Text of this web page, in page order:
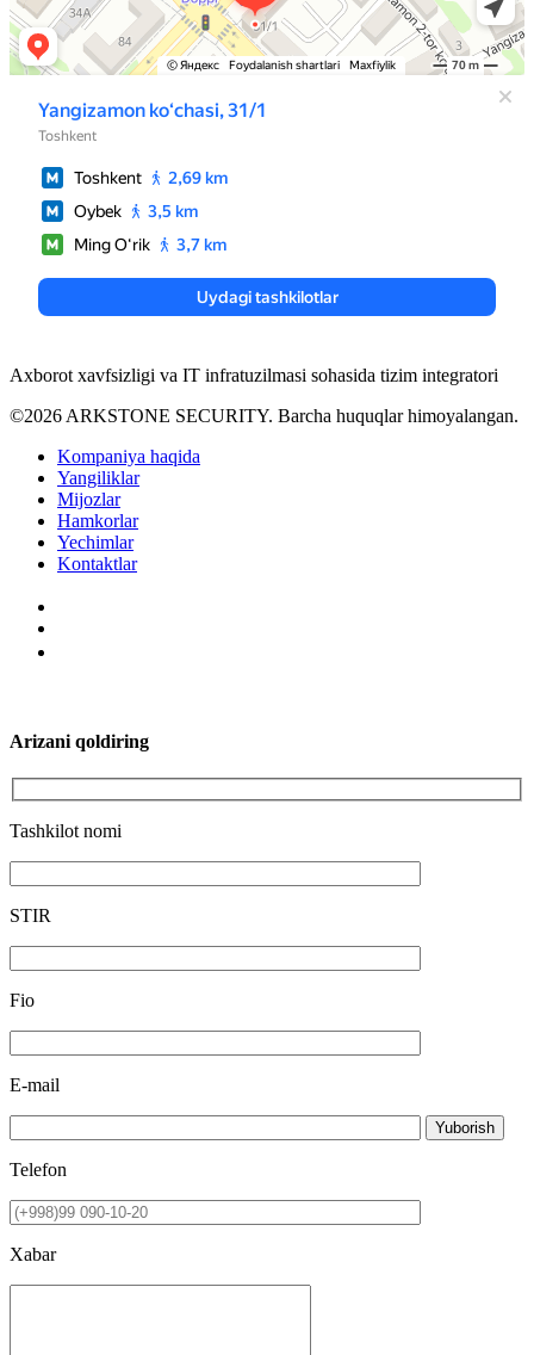
Axborot xavfsizligi va IT infratuzilmasi sohasida tizim integratori
©2026 ARKSTONE SECURITY. Barcha huquqlar himoyalangan.
Kompaniya haqida
Yangiliklar
Mijozlar
Hamkorlar
Yechimlar
Kontaktlar
Arizani qoldiring
Tashkilot nomi
STIR
Fio
E-mail
Yuborish
Telefon
Xabar